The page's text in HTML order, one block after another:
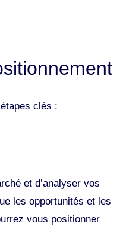
clés :
et d’analyser vos
les opportunités et les
vous positionner